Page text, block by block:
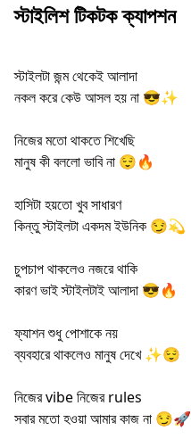
স্টাইলিশ টিকটক ক্যাপশন
স্টাইলটা জন্ম থেকেই আলাদা
নকল করে কেউ আসল হয় না 😎✨
নিজের মতো থাকতে শিখেছি
মানুষ কী বললো ভাবি না 😌🔥
হাসিটা হয়তো খুব সাধারণ
কিন্তু স্টাইলটা একদম ইউনিক 😏💫
চুপচাপ থাকলেও নজরে থাকি
কারণ ভাই স্টাইলটাই আলাদা 😎🔥
ফ্যাশন শুধু পোশাকে নয়
ব্যবহারে থাকলেও মানুষ দেখে ✨😌
নিজের vibe নিজের rules
সবার মতো হওয়া আমার কাজ না 😏🚀